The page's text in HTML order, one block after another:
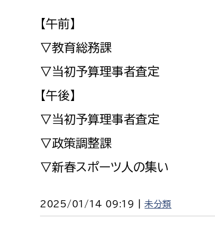
外国人
ペット
高齢介護課
障がい福祉課
保険課
健康づくり課
建設部
建設政策課
国県事業推進課
道水路整備課
【午前】
▽教育総務課
▽当初予算理事者査定
【午後】
▽当初予算理事者査定
▽政策調整課
▽新春スポーツ人の集い
2025/01/14 09:19 |未分類